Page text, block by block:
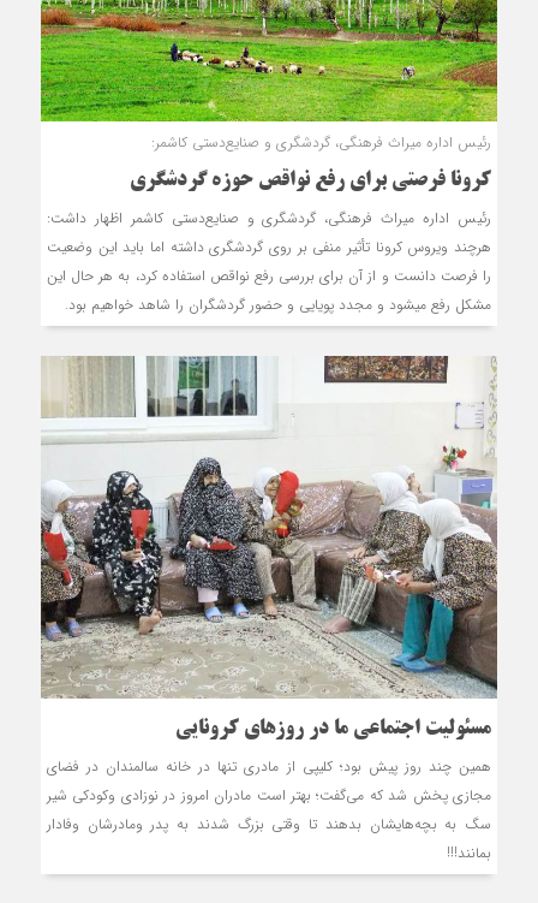
رئیس اداره میراث فرهنگی، گردشگری و صنایع‌دستی کاشمر:
کرونا فرصتی برای رفع نواقص حوزه گردشگری
رئیس اداره میراث فرهنگی، گردشگری و صنایع‌دستی کاشمر اظهار داشت:
هرچند ویروس کرونا تأثیر منفی بر روی گردشگری داشته اما باید این وضعیت
را فرصت دانست و از آن برای بررسی رفع نواقص استفاده کرد، به هر حال این
مشکل رفع می‎شود و مجدد پویایی و حضور گردشگران را شاهد خواهیم بود.
مسئولیت اجتماعی ما در روزهای کرونایی
همین چند روز پیش بود؛ کلیپی از مادری تنها در خانه سالمندان در فضای
مجازی پخش شد که می‌گفت؛ بهتر است مادران امروز در نوزادی وکودکی شیر
سگ به بچه‌های‏شان بدهند تا وقتی بزرگ شدند به پدر ومادرشان وفادار
بمانند!!!